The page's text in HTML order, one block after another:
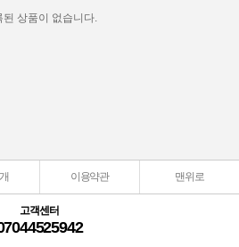
된 상품이 없습니다.
이용약관 맨위로
고객센터